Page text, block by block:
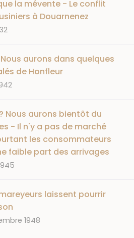
la mévente - Le conflit
à Douarnenez
aurons dans quelques
de Honfleur
Nous aurons bientôt du
- Il n'y a pas de marché
les consommateurs
faible part des arrivages
laissent pourrir
1948